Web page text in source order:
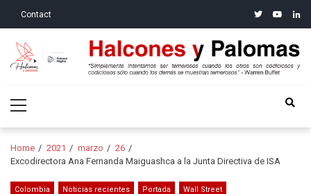
Contact twitteryoutube
Halcones y Palomas
Menu
Home 2021 marzo
26
Excodirectora Ana Fernanda Maiguashca a la Junta Directiva de ISA
Colombia Noticias recientes Portada Wall Street